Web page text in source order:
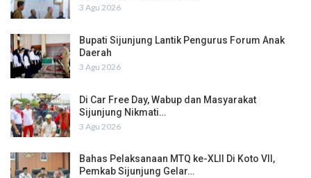
3 Agu 2026
Bupati Sijunjung Lantik Pengurus Forum Anak
Daerah
3 Agu 2026
Di Car Free Day, Wabup dan Masyarakat
Sijunjung Nikmati…
3 Agu 2026
Bahas Pelaksanaan MTQ ke-XLII Di Koto VII,
Pemkab Sijunjung Gelar…